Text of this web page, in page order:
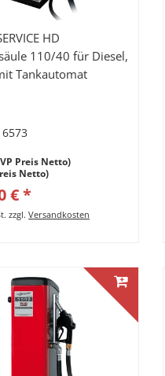
HD
110/40 für Diesel,
Tankautomat
6573
Preis Netto)
Netto)
€ *
zzgl.Versandkosten